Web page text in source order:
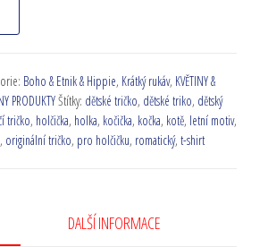
Boho & Etnik & Hippie, Krátký rukáv, KVĚTINY &
PRODUKTYŠtítky: dětské tričko, dětské triko, dětský
tričko, holčička, holka, kočička, kočka, kotě, letní motiv,
, originální tričko, pro holčičku, romatický, t-shirt
DALŠÍ INFORMACE